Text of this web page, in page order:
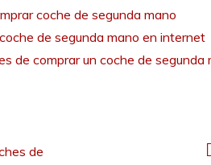
coche de segunda mano
de segunda mano en internet
de comprar un coche de segunda
de